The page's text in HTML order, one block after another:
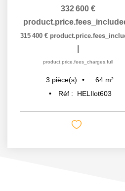
332 600 €
315 400 €
product.price.fees_charges.full
3 pièce(s) 64 m²
Réf :
HELIlot603